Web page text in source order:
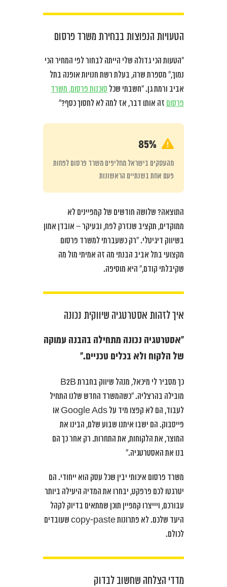
הטעויות הנפוצות בבחירת משרד פרסום
“הטעות הכי גדולה שלי הייתה לבחור לפי המחיר הכי
נמוך,” מספרת שרה, בעלת רשת חנויות אופנה בתל
אביב ורמת גן. “חשבתי שכל סוכנות פרסום, משרד
פרסום זה אותו דבר, אז למה לא לחסוך כסף?”
85%
מהעסקים בישראל מחליפים משרד פרסום לפחות
פעם אחת בשנתיים הראשונות
התוצאה? שלושה חודשים של קמפיינים לא
ממוקדים, תקציב שנזרק לפח, ובעיקר – אובדן אמון
בשיווק דיגיטלי. “רק כשעברתי למשרד פרסום
מקצועי בתל אביב הבנתי מה זה אמיתי מול מה
שקיבלתי קודם,” היא מוסיפה.
איך לזהות אסטרטגיה שיווקית נכונה
“אסטרטגיה נכונה מתחילה בהבנה עמוקה
של הלקוח ולא בכלים טכניים.”
כך מסביר לי מיכאל, מנהל שיווק בחברת B2B
מובילה בהרצליה. “כשהמשרד החדש שלנו התחיל
לעבוד, הם לא קפצו מיד על Google Ads או
פייסבוק. הם ישבו איתנו שבוע שלם, הבינו את
המוצר, את הלקוחות, את התחרות. רק אחר כך הם
בנו את האסטרטגיה.”
משרד פרסום איכותי יבין שכל עסק הוא ייחודי. הם
יטרגטו לכם פרפקט, יבחרו את המדיה היעילה ביותר
עבורכם, ויייצרו קמפיין תוכן שמתאים בדיוק לקהל
היעד שלכם. לא פתרונות copy-paste שעובדים
לכולם.
מדדי הצלחה שחשוב לבדוק